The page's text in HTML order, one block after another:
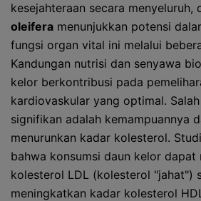
kesejahteraan secara menyeluruh,
oleifera menunjukkan potensi
fungsi organ vital ini melalui
Kandungan nutrisi dan senyawa
kelor berkontribusi pada
kardiovaskular yang optimal.
signifikan adalah kemampuannya
menurunkan kadar kolesterol.
bahwa konsumsi daun kelor dapat
kolesterol LDL (kolesterol "jahat")
meningkatkan kadar kolesterol